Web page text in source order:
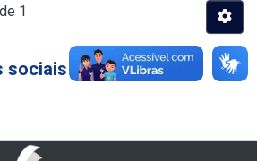
1
sociais 14